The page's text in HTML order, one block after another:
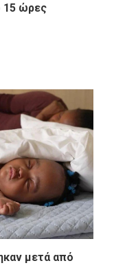
15 ώρες
μετά από